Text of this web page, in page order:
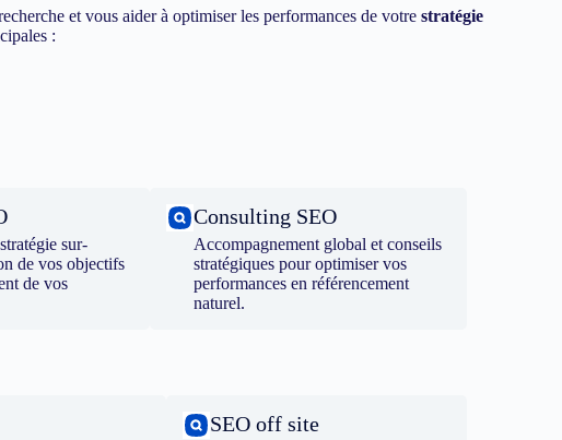
et vous aider à optimiser les performances de votre stratégie
:
sur-
de vos objectifs
de vos
Consulting SEO
Accompagnement global et conseils
stratégiques pour optimiser vos
performances en référencement
naturel.
SEO off site